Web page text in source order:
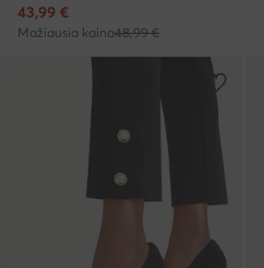
Dabartinė kaina
43,99 €
Mažiausia kaina48,99 €